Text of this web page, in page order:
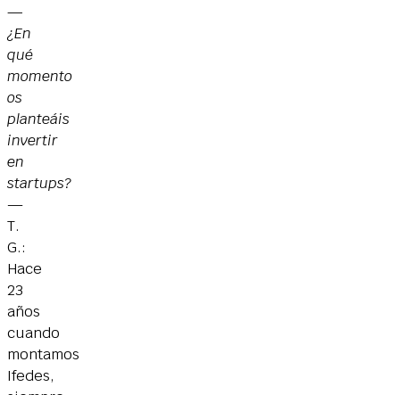
—
¿En
qué
momento
os
planteáis
invertir
en
startups?
—
T.
G.:
Hace
23
años
cuando
montamos
Ifedes,